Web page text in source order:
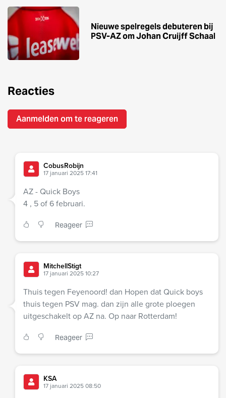
Nieuwe spelregels debuteren bij
PSV-AZ om Johan Cruijff Schaal
Reacties
Aanmelden om te reageren
CobusRobijn
17 januari 2025 17:41
AZ - Quick Boys
4 , 5 of 6 februari.
Reageer
MitchellStigt
17 januari 2025 10:27
Thuis tegen Feyenoord! dan Hopen dat Quick boys
thuis tegen PSV mag. dan zijn alle grote ploegen
uitgeschakelt op AZ na. Op naar Rotterdam!
Reageer
KSA
17 januari 2025 08:50